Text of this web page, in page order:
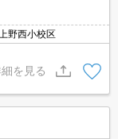
野西小校区
を見る